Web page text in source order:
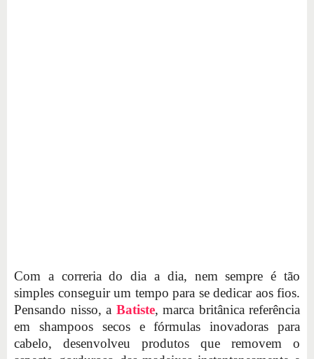
Com a correria do dia a dia, nem sempre é tão
simples conseguir um tempo para se dedicar aos fios.
Pensando nisso, a Batiste, marca britânica referência
em shampoos secos e fórmulas inovadoras para
cabelo, desenvolveu produtos que removem o